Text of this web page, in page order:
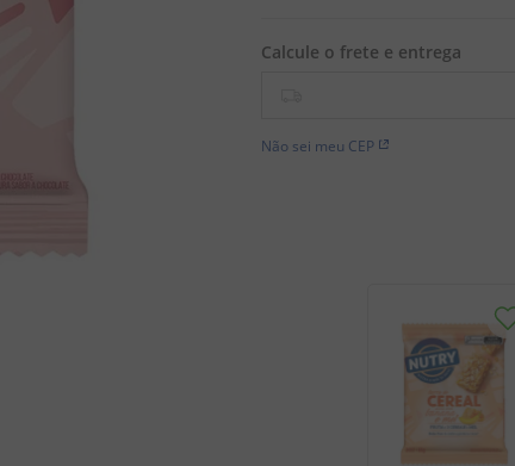
Não sei meu CEP